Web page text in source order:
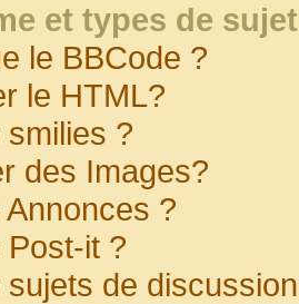
et types de
le BBCode ?
le HTML?
?
des Images?
?
it ?
de